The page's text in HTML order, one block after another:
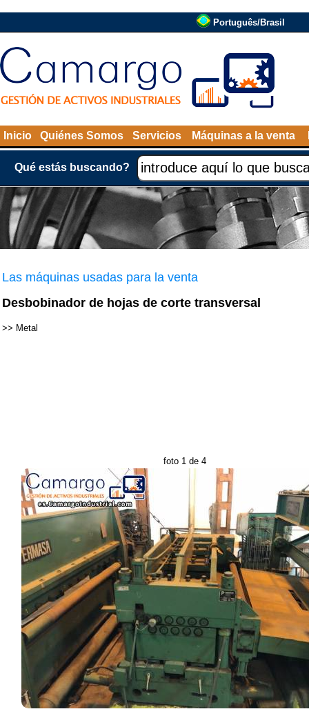
Português/Brasil
Inicio Quiénes Somos Servicios Máquinas a la venta
Qué estás buscando?
Las máquinas usadas para la venta
Desbobinador de hojas de corte transversal
>> Metal
foto 1 de 4